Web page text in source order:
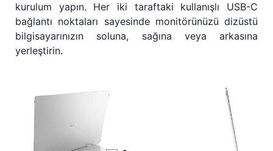
kurulum yapın. Her iki taraftaki kullanışlı USB-C
bağlantı noktaları sayesinde monitörünüzü dizüstü
bilgisayarınızın soluna, sağına veya arkasına
yerleştirin.